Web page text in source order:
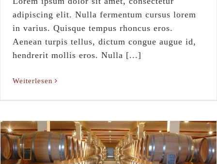
adipiscing elit. Nulla fermentum cursus lorem
in varius. Quisque tempus rhoncus eros.
Aenean turpis tellus, dictum congue augue id,
hendrerit mollis eros. Nulla [...]
Weiterlesen